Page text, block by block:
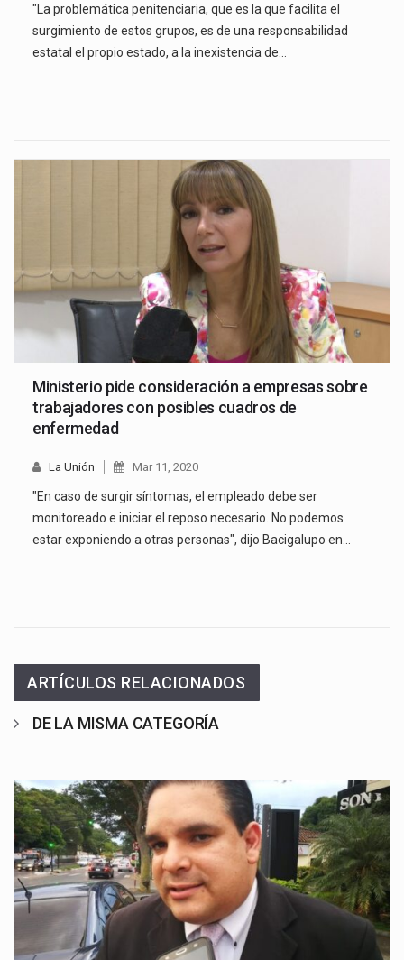
"La problemática penitenciaria, que es la que facilita el
surgimiento de estos grupos, es de una responsabilidad
estatal el propio estado, a la inexistencia de…
Ministerio pide consideración a empresas sobre
trabajadores con posibles cuadros de
enfermedad
La Unión Mar 11, 2020
"En caso de surgir síntomas, el empleado debe ser
monitoreado e iniciar el reposo necesario. No podemos
estar exponiendo a otras personas", dijo Bacigalupo en…
ARTÍCULOS RELACIONADOS
DE LA MISMA CATEGORÍA